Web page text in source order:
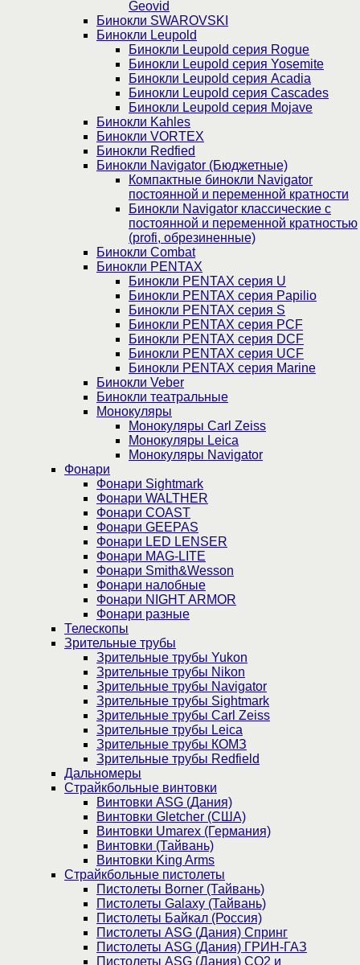
Geovid
Бинокли SWAROVSKI
Бинокли Leupold
Бинокли Leupold серия Rogue
Бинокли Leupold серия Yosemite
Бинокли Leupold серия Acadia
Бинокли Leupold серия Cascades
Бинокли Leupold серия Mojave
Бинокли Kahles
Бинокли VORTEX
Бинокли Redfied
Бинокли Navigator (Бюджетные)
Компактные бинокли Navigator
постоянной и переменной кратности
Бинокли Navigator классические с
постоянной и переменной кратностью
(profi, обрезиненные)
Бинокли Combat
Бинокли PENTAX
Бинокли PENTAX серия U
Бинокли PENTAX серия Papilio
Бинокли PENTAX серия S
Бинокли PENTAX серия PCF
Бинокли PENTAX серия DCF
Бинокли PENTAX серия UCF
Бинокли PENTAX серия Marine
Бинокли Veber
Бинокли театральные
Монокуляры
Монокуляры Carl Zeiss
Монокуляры Leica
Монокуляры Navigator
Фонари
Фонари Sightmark
Фонари WALTHER
Фонари COAST
Фонари GEEPAS
Фонари LED LENSER
Фонари MAG-LITE
Фонари Smith&Wesson
Фонари налобные
Фонари NIGHT ARMOR
Фонари разные
Телескопы
Зрительные трубы
Зрительные трубы Yukon
Зрительные трубы Nikon
Зрительные трубы Navigator
Зрительные трубы Sightmark
Зрительные трубы Carl Zeiss
Зрительные трубы Leica
Зрительные трубы КОМЗ
Зрительные трубы Redfield
Дальномеры
Страйкбольные винтовки
Винтовки ASG (Дания)
Винтовки Gletcher (США)
Винтовки Umarex (Германия)
Винтовки (Тайвань)
Винтовки King Arms
Страйкбольные пистолеты
Пистолеты Borner (Тайвань)
Пистолеты Galaxy (Тайвань)
Пистолеты Байкал (Россия)
Пистолеты ASG (Дания) Спринг
Пистолеты ASG (Дания) ГРИН-ГАЗ
Пистолеты ASG (Дания) CO2 и